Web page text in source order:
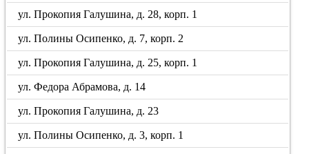
ул. Прокопия Галушина, д. 28, корп. 1
ул. Полины Осипенко, д. 7, корп. 2
ул. Прокопия Галушина, д. 25, корп. 1
ул. Федора Абрамова, д. 14
ул. Прокопия Галушина, д. 23
ул. Полины Осипенко, д. 3, корп. 1